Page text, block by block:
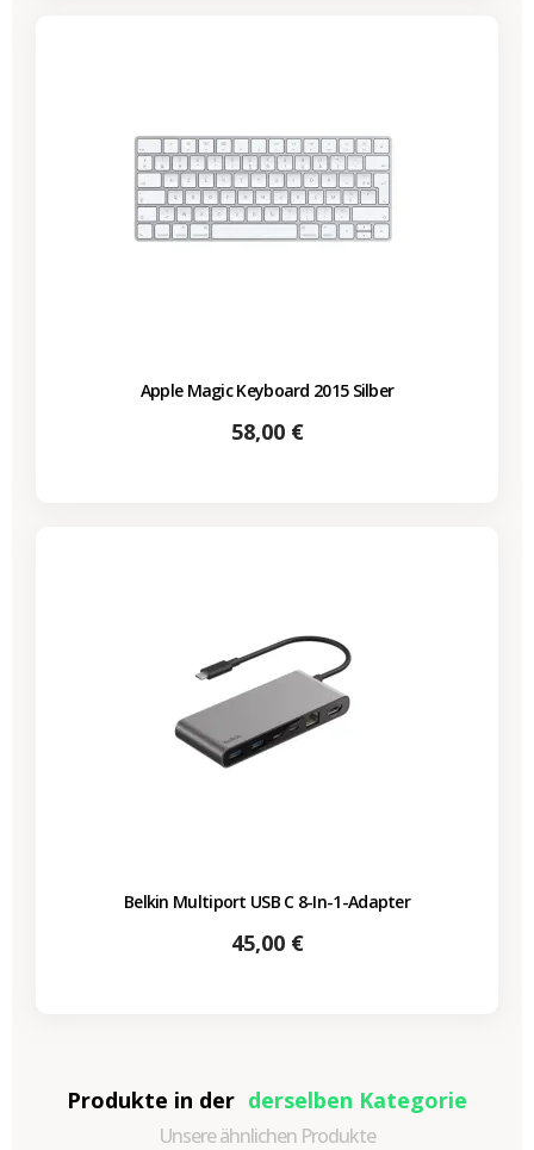
Apple Magic Keyboard 2015 Silber
Preis
58,00 €
Belkin Multiport USB C 8-In-1-Adapter
Preis
45,00 €
Produkte in der derselben Kategorie
Unsere ähnlichen Produkte